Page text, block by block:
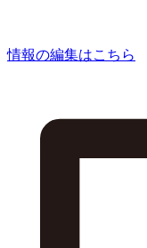
情報の編集はこちら